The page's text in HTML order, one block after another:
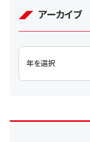
アーカイブ